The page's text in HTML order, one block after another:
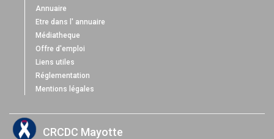
Annuaire
Etre dans l' annuaire
Médiatheque
Offre d'emploi
Liens utiles
Réglementation
Mentions légales
CRCDC Mayotte